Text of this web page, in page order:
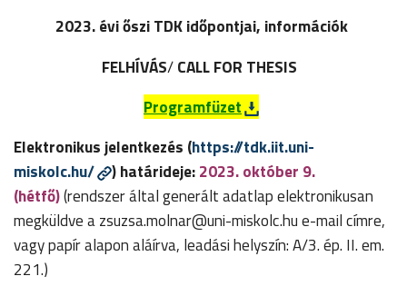
2023. évi őszi TDK időpontjai, információk
FELHÍVÁS/CALL FOR THESIS
Programfüzet
Elektronikus jelentkezés (https://tdk.iit.uni-
miskolc.hu/
) határideje:2023. október 9.
(hétfő)(rendszer által generált adatlap elektronikusan
megküldve a zsuzsa.molnar@uni-miskolc.hu e-mail címre,
vagy papír alapon aláírva, leadási helyszín: A/3. ép. II. em.
221.)